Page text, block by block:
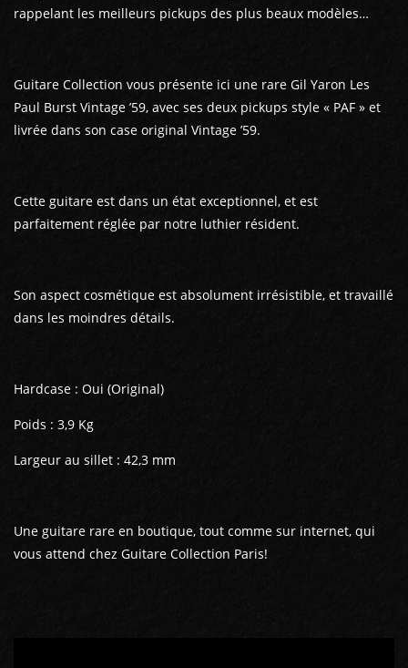
rappelant les meilleurs pickups des plus beaux modèles…
Guitare Collection vous présente ici une rare Gil Yaron Les
Paul Burst Vintage ’59, avec ses deux pickups style « PAF » et
livrée dans son case original Vintage ’59.
Cette guitare est dans un état exceptionnel, et est
parfaitement réglée par notre luthier résident.
Son aspect cosmétique est absolument irrésistible, et travaillé
dans les moindres détails.
Hardcase : Oui (Original)
Poids : 3,9 Kg
Largeur au sillet : 42,3 mm
Une guitare rare en boutique, tout comme sur internet, qui
vous attend chez Guitare Collection Paris!